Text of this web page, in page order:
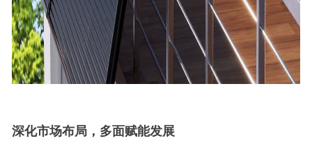
深化市场布局，多面赋能发展